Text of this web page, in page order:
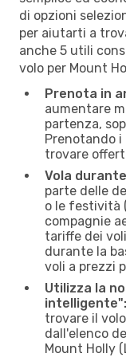
di opzioni
per aiutarti a
anche 5 utili
volo per Mount
Prenota in
aumentare
partenza,
Prenotando
trovare
Vola
parte delle
o le festività
compagnie
tariffe dei
durante la
voli a prezzi
Utilizza la
intelligente":
trovare il
dall'elenco
Mount Holly